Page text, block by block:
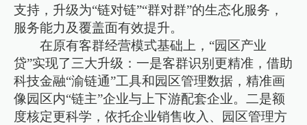
支持，升级为“链对链”“群对群”的生态化服务，
服务能力及覆盖面有效提升。
在原有客群经营模式基础上，“园区产业
贷”实现了三大升级：一是客群识别更精准，借助
科技金融“渝链通”工具和园区管理数据，精准画
像园区内“链主”企业与上下游配套企业。二是额
度核定更科学，依托企业销售收入、园区管理方